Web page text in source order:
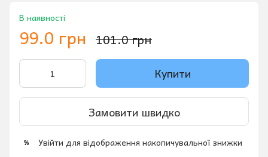
В наявності
99.0 грн 101.0 грн
Купити
Замовити швидко
% Увійти для відображення накопичувальної знижки